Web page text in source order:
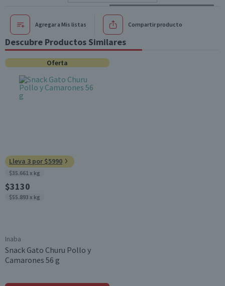
Agregar a Mis listas Compartir producto
Descubre Productos Similares
Oferta
Lleva 3 por $5990
$35.661 x kg
$3130
$55.893 x kg
Inaba
Snack Gato Churu Pollo y
Camarones 56 g